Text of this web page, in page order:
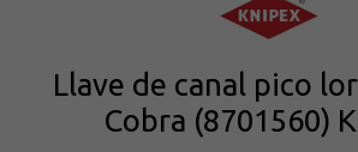
Llave de canal pico
Cobra (8701560)